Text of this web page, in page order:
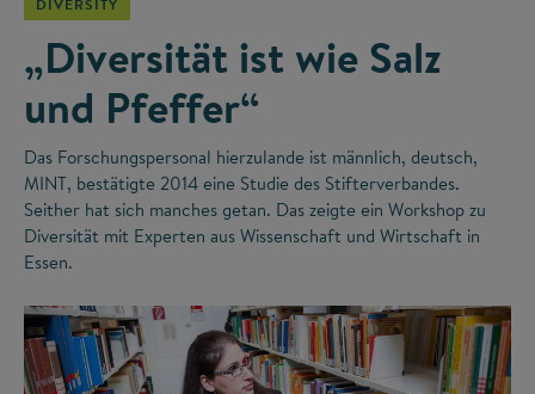
„Diversität ist wie Salz
und Pfeffer“
Das Forschungspersonal hierzulande ist männlich, deutsch,
MINT, bestätigte 2014 eine Studie des Stifterverbandes.
Seither hat sich manches getan. Das zeigte ein Workshop zu
Diversität mit Experten aus Wissenschaft und Wirtschaft in
Essen.